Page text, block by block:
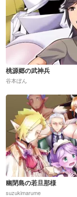
桃源郷の武神兵
谷本ぼん
幽閉島の若旦那様
suzukimarume